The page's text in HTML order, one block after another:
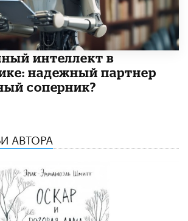
интеллект в
надежный партнер
соперник?
АВТОРА